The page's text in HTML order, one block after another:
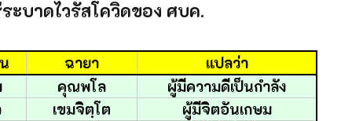
ะบาดไวรัสโควิดของ ศบค.
ฉายา
แปลว่า
คุณพโล
ผู้มีความดีเป็นกำลัง
เขมจิตฺโต
ผู้มีจิตอันเกษม